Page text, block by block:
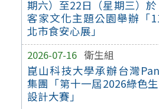
期六）至22日（星期三）於
客家文化主題公園舉辦「
北市食安心展」
2026-07-16 衛生組
崑山科技大學承辦台灣
集團「第十一屆2026綠色
設計大賽」